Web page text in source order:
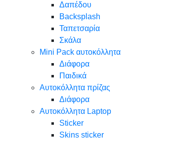
Δαπέδου
Backsplash
Ταπετσαρία
Σκάλα
Mini Pack αυτοκόλλητα
Διάφορα
Παιδικά
Αυτοκόλλητα πρίζας
Διάφορα
Αυτοκόλλητα Laptop
Sticker
Skins sticker